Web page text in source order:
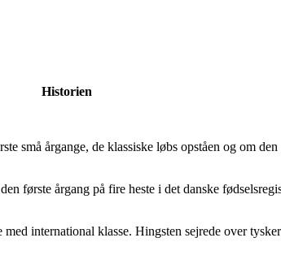
Historien
små årgange, de klassiske løbs opståen og om
første årgang på fire heste i det danske
international klasse. Hingsten sejrede over